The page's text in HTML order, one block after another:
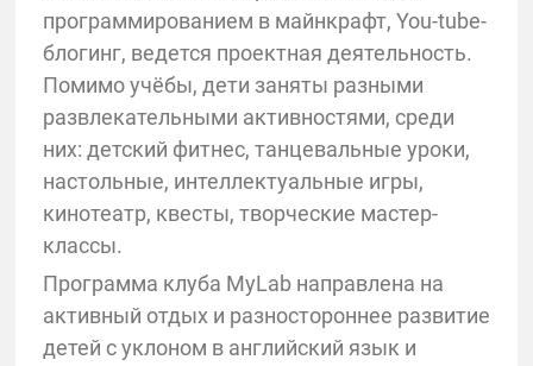
программированием в майнкрафт, You-tube-
блогинг, ведется проектная деятельность.
Помимо учёбы, дети заняты разными
развлекательными активностями, среди
них: детский фитнес, танцевальные уроки,
настольные, интеллектуальные игры,
кинотеатр, квесты, творческие мастер-
классы.
Программа клуба MyLab направлена на
активный отдых и разностороннее развитие
детей с уклоном в английский язык и